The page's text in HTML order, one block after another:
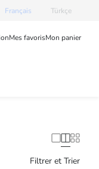
Français Türkçe
Mes favorisMon panier
Filtrer et Trier